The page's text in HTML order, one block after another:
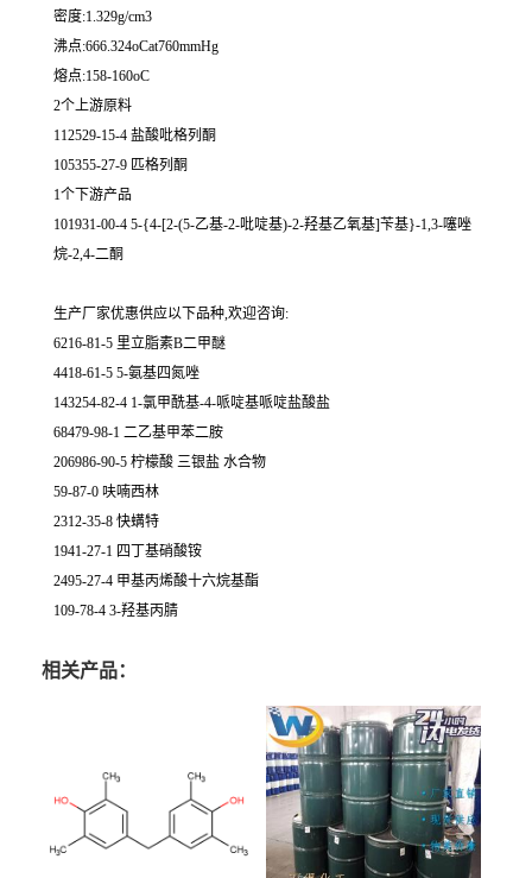
密度:1.329g/cm3
沸点:666.324oCat760mmHg
熔点:158-160oC
2个上游原料
112529-15-4 盐酸吡格列酮
105355-27-9 匹格列酮
1个下游产品
101931-00-4 5-{4-[2-(5-乙基-2-吡啶基)-2-羟基乙氧基]苄基}-1,3-噻唑
烷-2,4-二酮
生产厂家优惠供应以下品种,欢迎咨询:
6216-81-5 里立脂素B二甲醚
4418-61-5 5-氨基四氮唑
143254-82-4 1-氯甲酰基-4-哌啶基哌啶盐酸盐
68479-98-1 二乙基甲苯二胺
206986-90-5 柠檬酸 三银盐 水合物
59-87-0 呋喃西林
2312-35-8 快螨特
1941-27-1 四丁基硝酸铵
2495-27-4 甲基丙烯酸十六烷基酯
109-78-4 3-羟基丙腈
相关产品：